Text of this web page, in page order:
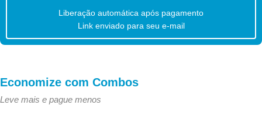
Liberação automática após pagamento
Link enviado para seu e-mail
Economize com Combos
Leve mais e pague menos